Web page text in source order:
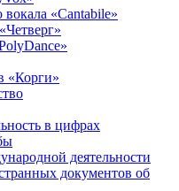
вокала «Cantabile»
«Корги»
в цифрах
деятельности
документов об